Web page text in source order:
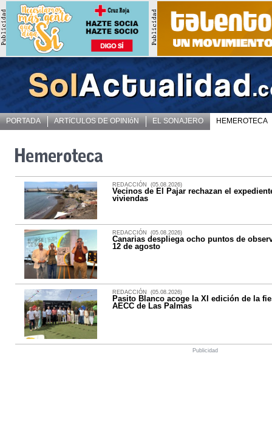
PORTADA ARTíCULOS DE OPINIóN EL SONAJERO HEMEROTECA
REDACCIÓN (05.08.2026)
Vecinos de El Pajar rechazan el
viviendas
REDACCIÓN (05.08.2026)
Canarias despliega ocho puntos de
12 de agosto
REDACCIÓN (05.08.2026)
Pasito Blanco acoge la XI edición de la
AECC de Las Palmas
Publicidad